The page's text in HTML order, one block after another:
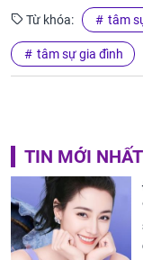
Từ khóa: tâm
tâm sự gia đình
TIN MỚI NHẤT